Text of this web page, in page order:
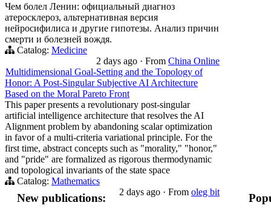
Чем болел Ленин: официальный диагноз
атеросклероз, альтернативная версия
нейросифилиса и другие гипотезы. Анализ причин
смерти и болезней вождя.
Catalog: Medicine
2 days ago · From China Online
Multidimensional Goal-Setting and the Topology of
Honor: A Post-Singular Subjective AI Architecture
Based on the Moral Pareto Front
This paper presents a revolutionary post-singular
artificial intelligence architecture that resolves the AI
Alignment problem by abandoning scalar optimization
in favor of a multi-criteria variational principle. For the
first time, abstract concepts such as "morality," "honor,"
and "pride" are formalized as rigorous thermodynamic
and topological invariants of the state space
Catalog: Mathematics
2 days ago · From oleg bit
New publications: